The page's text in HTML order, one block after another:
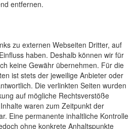
entfernen.
zu externen Webseiten Dritter, auf
haben. Deshalb können wir für
keine Gewähr übernehmen. Für die
ist stets der jeweilige Anbieter oder
Die verlinkten Seiten wurden
auf mögliche Rechtsverstöße
waren zum Zeitpunkt der
Eine permanente inhaltliche Kontrolle
ohne konkrete Anhaltspunkte